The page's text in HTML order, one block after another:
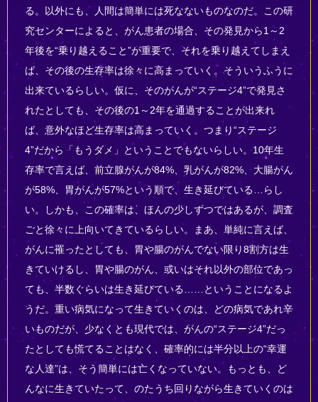
る。以外にも、人間は簡単には死なないものなのだ。この研
究センターによると、がん患者の場合、その発見から1～2
年後を“乗り越えること”が重要で、それを乗り越えてしまえ
ば、その後の生存率は徐々に高まっていく。そういうふうに
出来ているらしい。仮に、そのがんが“ステージ4”で発見さ
れたとしても、その後の1～2年を通過することが出来れ
ば、意外なほど生存率は高まっていく。つまり“ステージ
4”だから「もうダメ」ということでもないらしい。10年生
存率で言えば、前立腺がんが84%、乳がんが82%、大腸がん
が58%、胃がんが57%という順で、生き延びている…らし
い。しかも、この確率は、ほんの少しずつではあるが、調査
ごと徐々に上向いてきているらしい。まあ、単純に言えば、
がんに罹ったとしても、胃や腸のがんでない限り8割方は生
きていけるし、胃や腸のがん、或いはそれ以外の部位であっ
ても、半数ぐらいは生き延びている……ということになるよ
うだ。重い病気になって生きていくのは、どの病気であれ辛
いものだが、少なくとも現代では、がんの“ステージ4”だっ
たとしても慌てることはなく、確率的には半分以上の“幸運
な人達”は、そう簡単には亡くなっていない。もっとも、ど
んなに生きていたって、のたうち回りながら生きていくのは